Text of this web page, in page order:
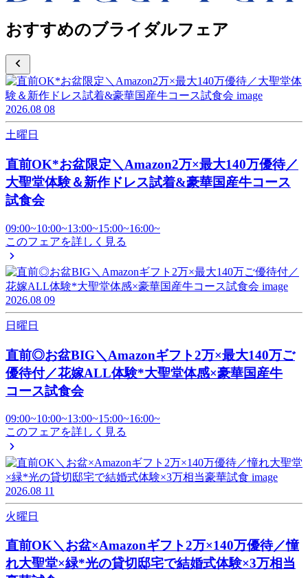
おすすめのブライダルフェア
2026.08 08
土曜日
直前OK*お盆限定＼Amazon2万×最大140万優待／
大聖堂体験＆新作ドレス試着&豪華国産牛コース
試食会
09:00~10:00~13:00~15:00~16:00~
このフェアを詳しく見る
2026.08 09
日曜日
直前◎お盆BIG＼Amazonギフト2万×最大140万ご
優待付／花嫁ALL体験*大聖堂体感×豪華国産牛
コース試食会
09:00~10:00~13:00~15:00~16:00~
このフェアを詳しく見る
2026.08 11
火曜日
直前OK＼お盆×Amazonギフト2万×140万優待／憧
れ大聖堂×緑*光の貸切邸宅で結婚式体験×3万相当